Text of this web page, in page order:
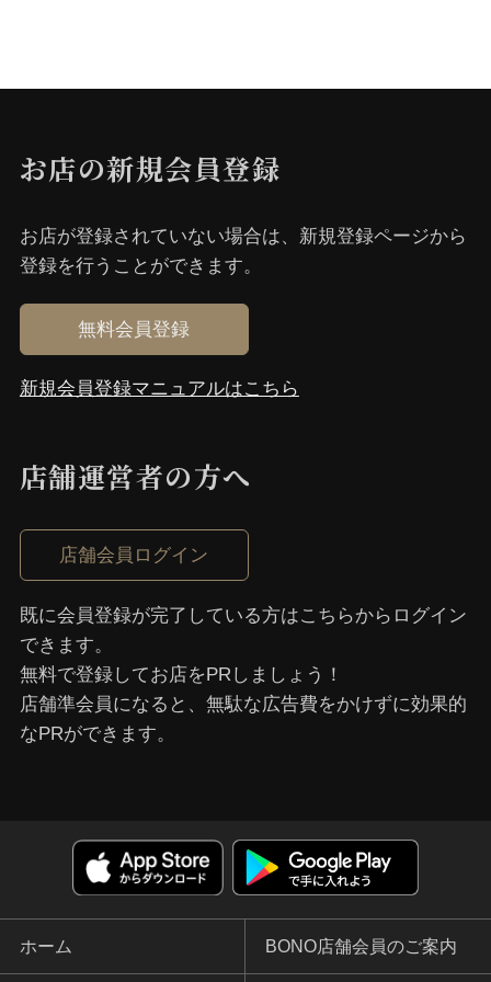
お店の新規会員登録
お店が登録されていない場合は、新規登録ページから
登録を⾏うことができます。
無料会員登録
新規会員登録マニュアルはこちら
店舗運営者の⽅へ
店舗会員ログイン
既に会員登録が完了している⽅はこちらからログイン
できます。
無料で登録してお店をPRしましょう！
店舗準会員になると、無駄な広告費をかけずに効果的
なPRができます。
ホーム BONO店舗会員のご案内